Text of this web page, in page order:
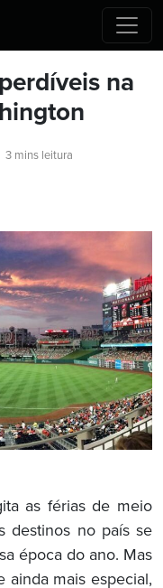
na
3 mins leitura
as férias de meio
destinos no país se
época do ano. Mas
ainda mais especial,